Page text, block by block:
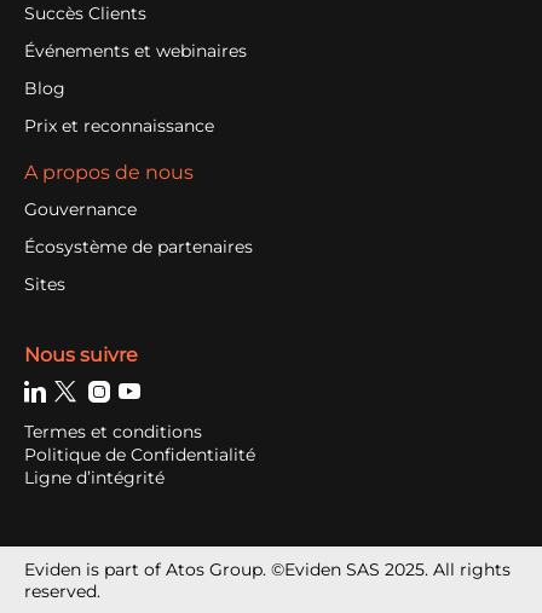
Succès Clients
Événements et webinaires
Blog
Prix et reconnaissance
A propos de nous
Gouvernance
Écosystème de partenaires
Sites
Nous suivre
Termes et conditions
Politique de Confidentialité
Ligne d’intégrité
Eviden is part of Atos Group. ©Eviden SAS 2025. All rights
reserved.